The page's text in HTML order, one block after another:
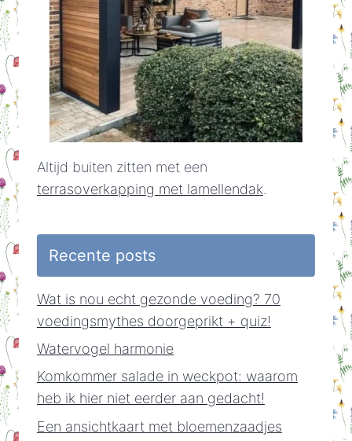
Altijd buiten zitten met een
terrasoverkapping met lamellendak.
Recente posts
Wat is nou echt gezonde voeding? 70
voedingsmythes doorgeprikt + quiz!
Watervogel harmonie
Komkommer salade in weckpot: waarom
heb ik hier niet eerder aan gedacht!
Een ansichtkaart met bloemenzaadjes